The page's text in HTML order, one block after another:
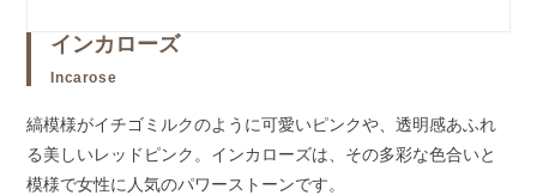
インカローズ
Incarose
縞模様がイチゴミルクのように可愛いピンクや、透明感あふれ
る美しいレッドピンク。インカローズは、その多彩な色合いと
模様で女性に人気のパワーストーンです。